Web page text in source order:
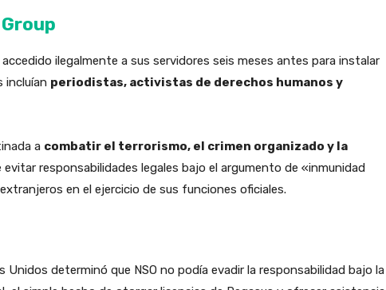
ilegalmente a sus servidores seis meses antes para instalar
incluían periodistas, activistas de derechos humanos y
a combatir el terrorismo, el crimen organizado y la
responsabilidades legales bajo el argumento de «inmunidad
en el ejercicio de sus funciones oficiales.
determinó que NSO no podía evadir la responsabilidad bajo la